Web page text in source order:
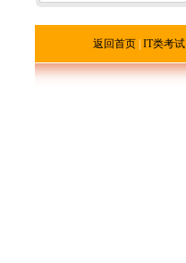
返回首页 IT类考试